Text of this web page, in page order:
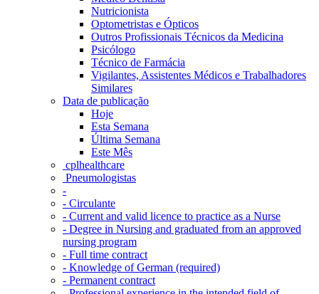
Nutricionista
Optometristas e Ópticos
Outros Profissionais Técnicos da Medicina
Psicólogo
Técnico de Farmácia
Vigilantes, Assistentes Médicos e Trabalhadores
Similares
Data de publicação
Hoje
Esta Semana
Última Semana
Este Mês
‎ cplhealthcare‬
Pneumologistas
-
- Circulante
- Current and valid licence to practice as a Nurse
- Degree in Nursing and graduated from an approved
nursing program
- Full time contract
- Knowledge of German (required)
- Permanent contract